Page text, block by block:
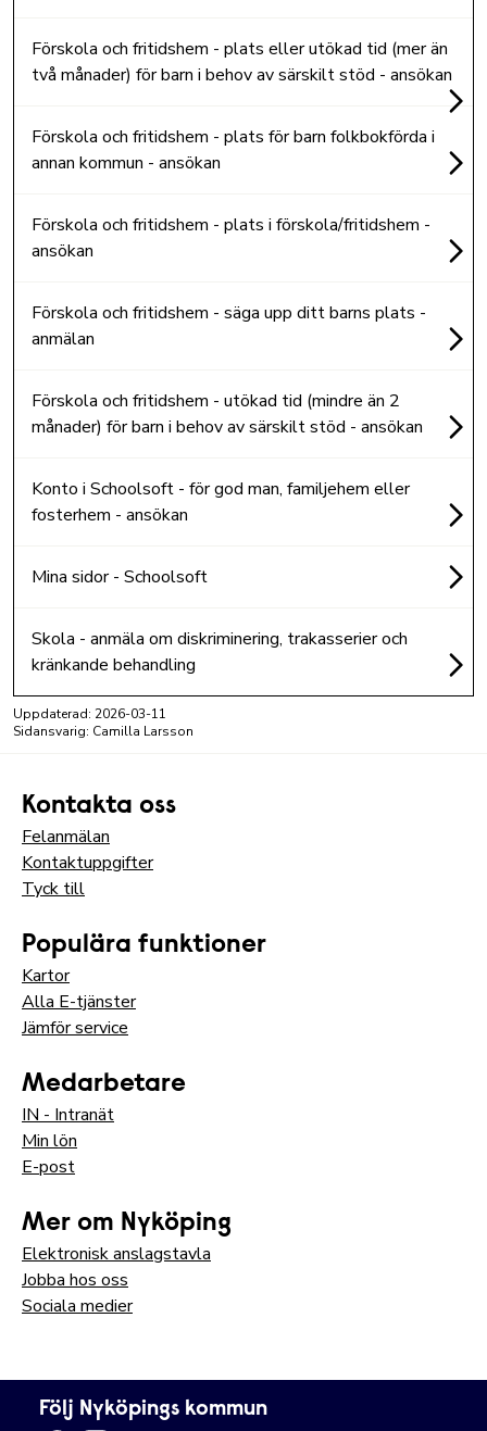
Förskola och fritidshem - plats eller utökad tid (mer än
två månader) för barn i behov av särskilt stöd - ansökan
Förskola och fritidshem - plats för barn folkbokförda i
annan kommun - ansökan
Förskola och fritidshem - plats i förskola/fritidshem -
ansökan
Förskola och fritidshem - säga upp ditt barns plats -
anmälan
Förskola och fritidshem - utökad tid (mindre än 2
månader) för barn i behov av särskilt stöd - ansökan
Konto i Schoolsoft - för god man, familjehem eller
fosterhem - ansökan
Mina sidor - Schoolsoft
Skola - anmäla om diskriminering, trakasserier och
kränkande behandling
Uppdaterad: 2026-03-11
Sidansvarig: Camilla Larsson
Kontakta oss
Felanmälan
Kontaktuppgifter
Tyck till
Populära funktioner
Kartor
Alla E-tjänster
Jämför service
Medarbetare
IN - Intranät
Min lön
E-post
Mer om Nyköping
Elektronisk anslagstavla
Jobba hos oss
Sociala medier
Följ Nyköpings kommun